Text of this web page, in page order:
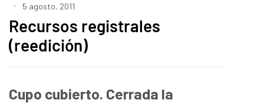
5 agosto, 2011
Recursos registrales
(reedición)
Cupo cubierto. Cerrada la